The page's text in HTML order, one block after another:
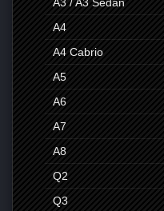
A4
A4 Cabrio
A5
A6
A7
A8
Q2
Q3